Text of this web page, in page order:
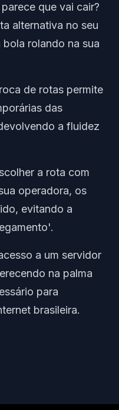
que vai cair?
alternativa no seu
rolando na sua
de rotas permite
das
a fluidez
a rota com
operadora, os
evitando a
a um servidor
na palma
para
brasileira.